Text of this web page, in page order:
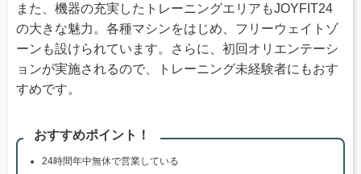
また、機器の充実したトレーニングエリアもJOYFIT24
の大きな魅力。各種マシンをはじめ、フリーウェイトゾ
ーンも設けられています。さらに、初回オリエンテーシ
ョンが実施されるので、トレーニング未経験者にもおす
すめです。
おすすめポイント！
24時間年中無休で営業している